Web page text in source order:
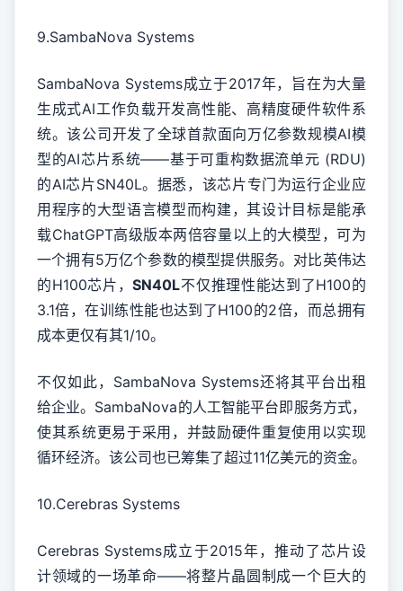
9.SambaNova Systems
SambaNova Systems成立于2017年，旨在为大量
生成式AI工作负载开发高性能、高精度硬件软件系
统。该公司开发了全球首款面向万亿参数规模AI模
型的AI芯片系统——基于可重构数据流单元 (RDU)
的AI芯片SN40L。据悉，该芯片专门为运行企业应
用程序的大型语言模型而构建，其设计目标是能承
载ChatGPT高级版本两倍容量以上的大模型，可为
一个拥有5万亿个参数的模型提供服务。对比英伟达
的H100芯片，SN40L不仅推理性能达到了H100的
3.1倍，在训练性能也达到了H100的2倍，而总拥有
成本更仅有其1/10。
不仅如此，SambaNova Systems还将其平台出租
给企业。SambaNova的人工智能平台即服务方式，
使其系统更易于采用，并鼓励硬件重复使用以实现
循环经济。该公司也已筹集了超过11亿美元的资金。
10.Cerebras Systems
Cerebras Systems成立于2015年，推动了芯片设
计领域的一场革命——将整片晶圆制成一个巨大的